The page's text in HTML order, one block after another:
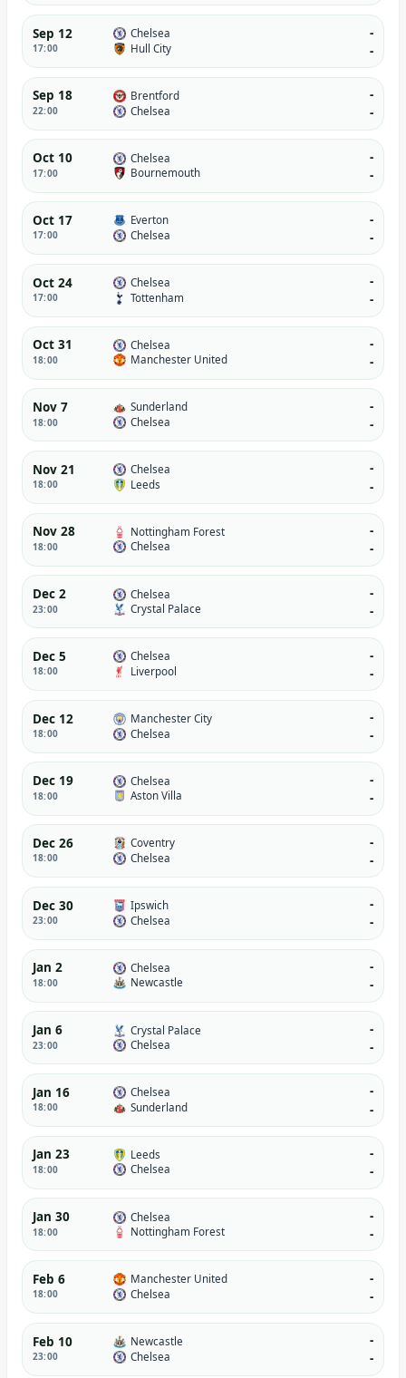
Sep 12
17:00
Chelsea
Hull City
-
-
Sep 18
22:00
Brentford
Chelsea
-
-
Oct 10
17:00
Chelsea
Bournemouth
-
-
Oct 17
17:00
Everton
Chelsea
-
-
Oct 24
17:00
Chelsea
Tottenham
-
-
Oct 31
18:00
Chelsea
Manchester United
-
-
Nov 7
18:00
Sunderland
Chelsea
-
-
Nov 21
18:00
Chelsea
Leeds
-
-
Nov 28
18:00
Nottingham Forest
Chelsea
-
-
Dec 2
23:00
Chelsea
Crystal Palace
-
-
Dec 5
18:00
Chelsea
Liverpool
-
-
Dec 12
18:00
Manchester City
Chelsea
-
-
Dec 19
18:00
Chelsea
Aston Villa
-
-
Dec 26
18:00
Coventry
Chelsea
-
-
Dec 30
23:00
Ipswich
Chelsea
-
-
Jan 2
18:00
Chelsea
Newcastle
-
-
Jan 6
23:00
Crystal Palace
Chelsea
-
-
Jan 16
18:00
Chelsea
Sunderland
-
-
Jan 23
18:00
Leeds
Chelsea
-
-
Jan 30
18:00
Chelsea
Nottingham Forest
-
-
Feb 6
18:00
Manchester United
Chelsea
-
-
Feb 10
23:00
Newcastle
Chelsea
-
-